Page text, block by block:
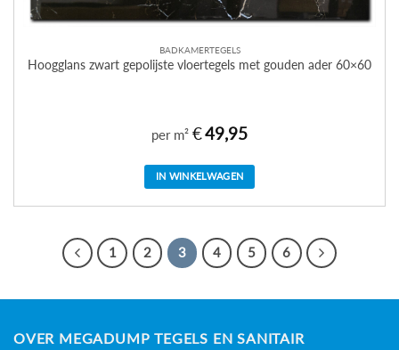
BADKAMERTEGELS
Hoogglans zwart gepolijste vloertegels met gouden ader 60×60
per m² €49,95
IN WINKELWAGEN
1 2 3 4 5 6
OVER MEGADUMP TEGELS EN SANITAIR